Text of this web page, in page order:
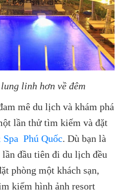
linh hơn về đêm
mê du lịch và khám phá
lần thử tìm kiếm và đặt
Phú Quốc. Dù bạn là
đầu tiên đi du lịch đều
phòng một khách sạn,
kiếm hình ảnh resort